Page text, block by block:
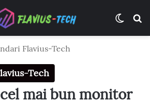
Flavius-Tech
Tech
mai bun monitor